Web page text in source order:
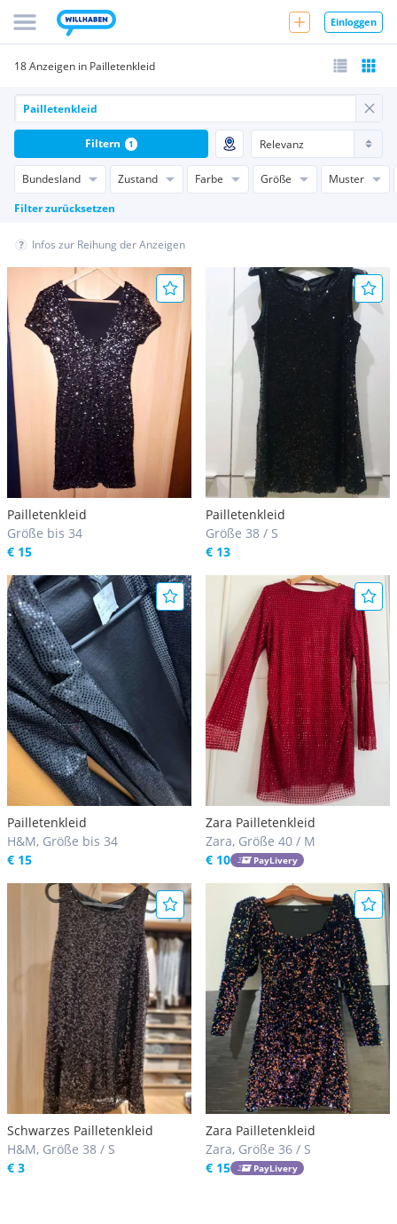
Einloggen
18 Anzeigen in Pailletenkleid
Bundesland Zustand Farbe Größe
Muster
Filter zurücksetzen
Filtern 1
Infos zur Reihung der Anzeigen
Pailletenkleid
Größe bis 34
€ 15
Pailletenkleid
Größe 38 / S
€ 13
Pailletenkleid
H&M, Größe bis 34
€ 15
Zara Pailletenkleid
Zara, Größe 40 / M
€ 10
PayLivery
Schwarzes Pailletenkleid
H&M, Größe 38 / S
€ 3
Zara Pailletenkleid
Zara, Größe 36 / S
€ 15
PayLivery